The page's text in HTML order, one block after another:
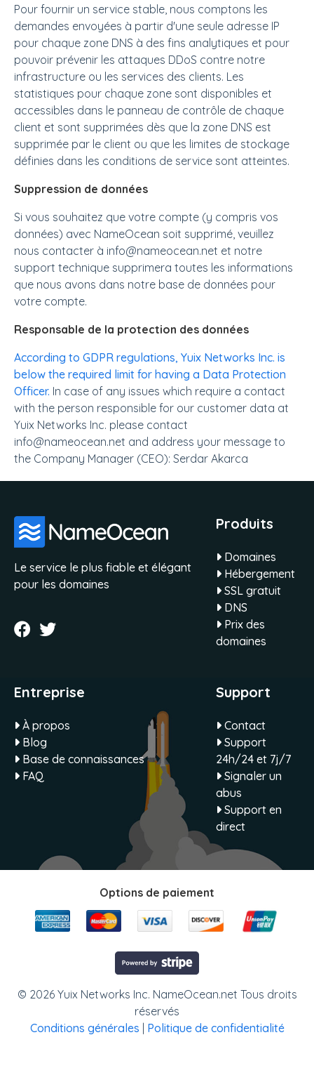
Pour fournir un service stable, nous comptons les
demandes envoyées à partir d'une seule adresse IP
pour chaque zone DNS à des fins analytiques et pour
pouvoir prévenir les attaques DDoS contre notre
infrastructure ou les services des clients. Les
statistiques pour chaque zone sont disponibles et
accessibles dans le panneau de contrôle de chaque
client et sont supprimées dès que la zone DNS est
supprimée par le client ou que les limites de stockage
définies dans les conditions de service sont atteintes.
Suppression de données
Si vous souhaitez que votre compte (y compris vos
données) avec NameOcean soit supprimé, veuillez
nous contacter à info@nameocean.net et notre
support technique supprimera toutes les informations
que nous avons dans notre base de données pour
votre compte.
Responsable de la protection des données
According to GDPR regulations, Yuix Networks Inc. is
below the required limit for having a Data Protection
Officer. In case of any issues which require a contact
with the person responsible for our customer data at
Yuix Networks Inc. please contact
info@nameocean.net and address your message to
the Company Manager (CEO): Serdar Akarca
Le service le plus fiable et élégant
pour les domaines
Produits
Domaines
Hébergement
SSL gratuit
DNS
Prix des
domaines
Entreprise
À propos
Blog
Base de connaissances
FAQ
Support
Contact
Support
24h/24 et 7j/7
Signaler un
abus
Support en
direct
Options de paiement
© 2026 Yuix Networks Inc. NameOcean.net Tous droits
réservés
Conditions générales | Politique de confidentialité